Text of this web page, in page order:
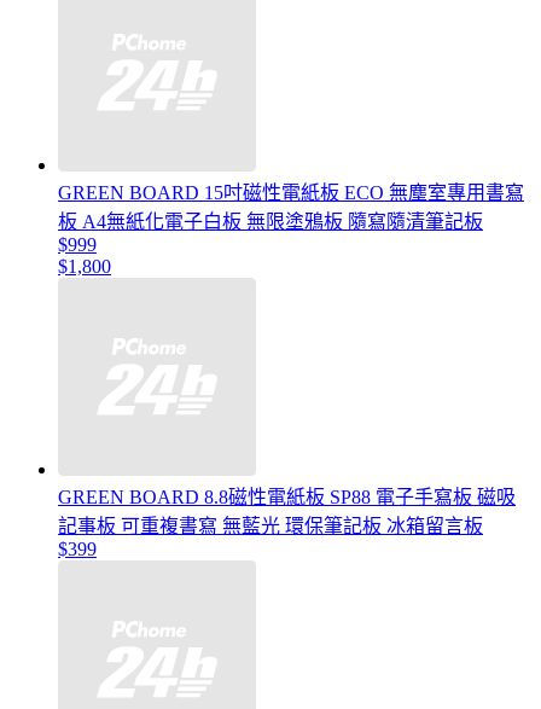
GREEN BOARD 15吋磁性電紙板 ECO 無塵室專用書寫
板 A4無紙化電子白板 無限塗鴉板 隨寫隨清筆記板
$999
$1,800
GREEN BOARD 8.8磁性電紙板 SP88 電子手寫板 磁吸
記事板 可重複書寫 無藍光 環保筆記板 冰箱留言板
$399